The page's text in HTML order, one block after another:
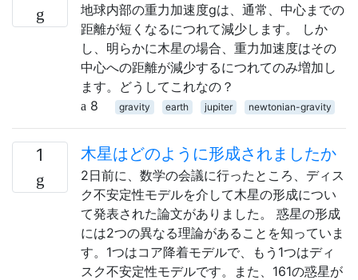
地球内部の重力加速度gは、通常、中心までの
距離が短くなるにつれて減少します。 しか
し、明らかに木星の場合、重力加速度はその
中心への距離が減少するにつれてのみ増加し
ます。どうしてこれなの？
8
gravity earth jupiter newtonian-gravity
1 木星はどのように形成されましたか
2日前に、数学の会議に行ったところ、ディス
ク不安定性モデルを介して木星の形成につい
て発表された論文がありました。 惑星の形成
には2つの異なる理論があることを知っていま
す。1つはコア降着モデルで、もう1つはディ
スク不安定性モデルです。また、161の惑星が